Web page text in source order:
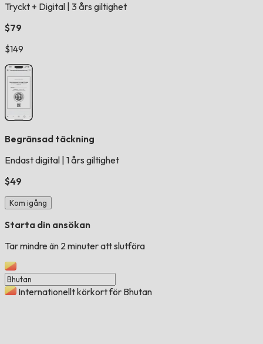
Tryckt + Digital 3 års giltighet
$79
$149
Begränsad täckning
Endast digital 1 års giltighet
$49
Kom igång
Starta din ansökan
Tar mindre än 2 minuter att slutföra
Internationellt körkort för Bhutan